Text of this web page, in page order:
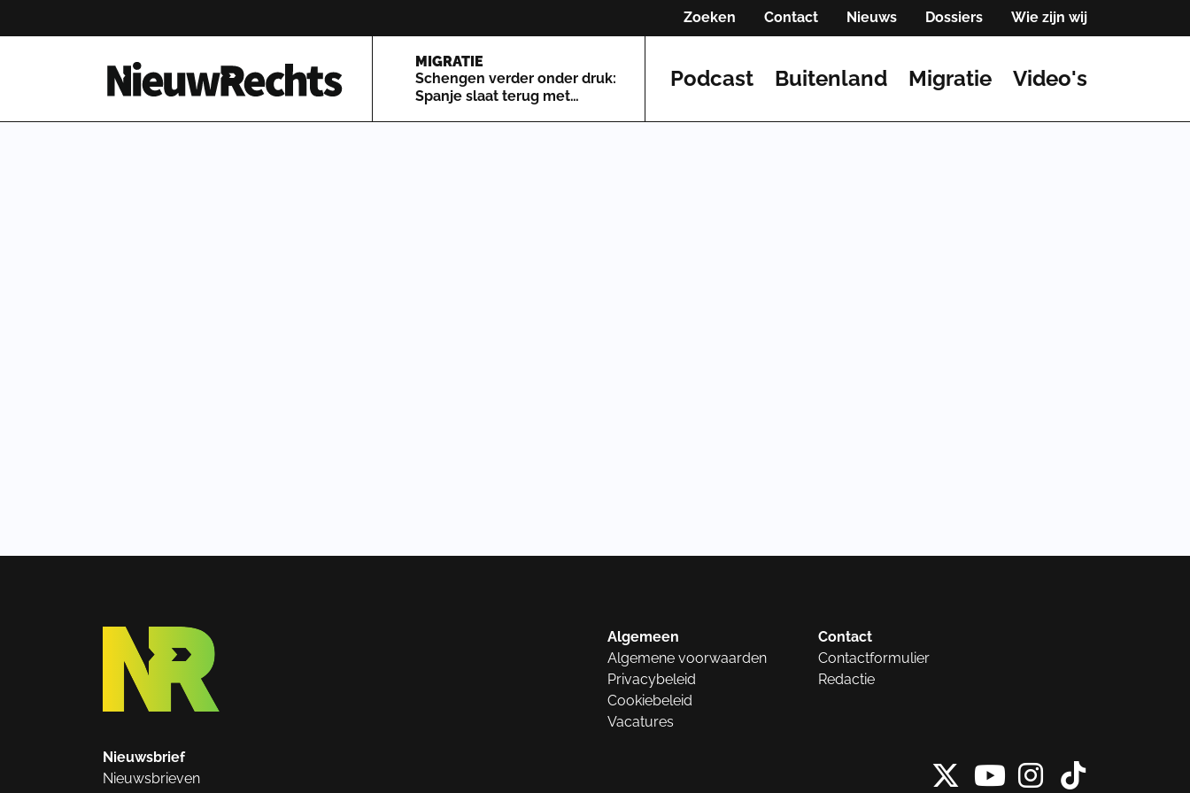
Zoeken Contact Nieuws Dossiers Wie zijn wij
Homepage van NieuwRechts
MIGRATIE
Schengen verder onder druk:
Spanje slaat terug met
Podcast Buitenland Migratie Video's
Algemeen
Algemene voorwaarden
Privacybeleid
Cookiebeleid
Vacatures
Contact
Contactformulier
Redactie
Nieuwsbrief
Nieuwsbrieven
X vanInstagram
Tiktok